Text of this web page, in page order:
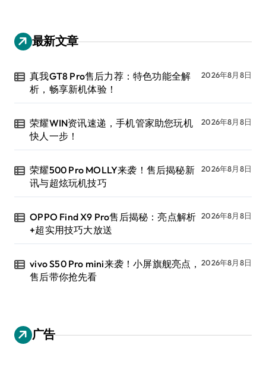
最新文章
真我GT8 Pro售后力荐：特色功能全解
析，畅享新机体验！
2026年8月8日
荣耀WIN资讯速递，手机管家助您玩机
快人一步！
2026年8月8日
荣耀500 Pro MOLLY来袭！售后揭秘新
讯与超炫玩机技巧
2026年8月8日
OPPO Find X9 Pro售后揭秘：亮点解析
+超实用技巧大放送
2026年8月8日
vivo S50 Pro mini来袭！小屏旗舰亮点，
售后带你抢先看
2026年8月8日
广告